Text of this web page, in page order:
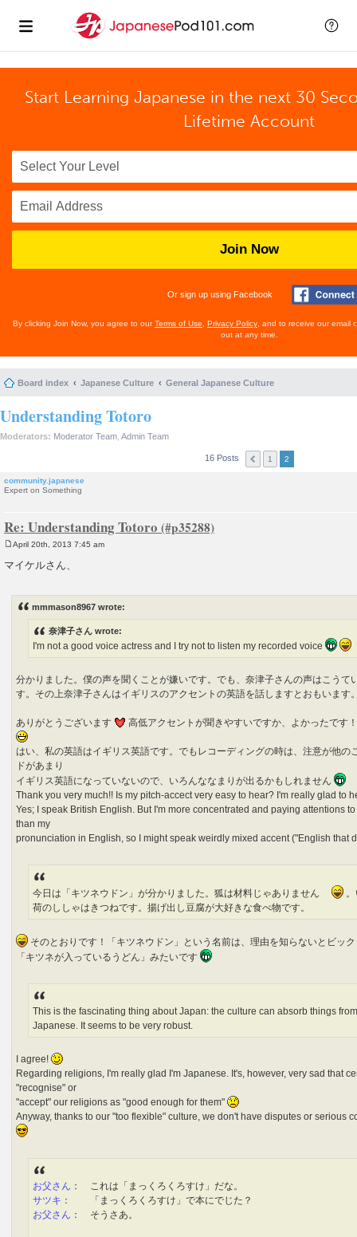
Start Learning Japanese in the next 30
Lifetime Account
Join Now
Or sign up using Facebook
By clicking Join Now, you agree to ourTerms of Use Privacy Policy , and to receive our email
out at any time.
Board index Japanese Culture General Japanese Culture
Understanding Totoro
Moderators: Moderator Team Admin Team
16 Posts 1 2
community.japanese
Expert on Something
Re: Understanding Totoro
o
April 20th, 2013 7:45 am
マイケルさん、
mmmason8967 wrote:
奈津子さん wrote:
I'm not a good voice actress and I try not to listen my recorded voice
分かりました。僕の声を聞くことが嫌いです。でも、奈津子さんの声はこうて
す。その上奈津子さんはイギリスのアクセントの英語を話しますとおもいま
ありがとうございます 高低アクセントが聞きやすいですか、よかったです
はい、私の英語はイギリス英語です。でもレコーディングの時は、注意が他の
ドがあまり
イギリス英語になっていないので、いろんななまりが出るかもしれません
Thank you very much!! Is my pitch-accect very easy to hear? I'm really glad to
Yes; I speak British English. But I'm more concentrated and paying attentions
than my
pronunciation in English, so I might speak weirdly mixed accent ("English that
今日は「キツネウドン」が分かりました。狐は材料じゃありません
荷のししゃはきつねです。揚げ出し豆腐が大好きな食べ物です。
そのとおりです！「キツネウドン」という名前は、理由を知らないとビッ
「キツネが入っているうどん」みたいです
This is the fascinating thing about Japan: the culture can absorb things
Japanese. It seems to be very robust.
I agree!
Regarding religions, I'm really glad I'm Japanese. It's, however, very sad that
"recognise" or
"accept" our religions as "good enough for them"
Anyway, thanks to our "too flexible" culture, we don't have disputes or serious
お父さん ： これは「まっくろくろすけ」だな。
サツキ ： 「まっくろくろすけ」で本にでじた？
お父さん ： そうさあ。